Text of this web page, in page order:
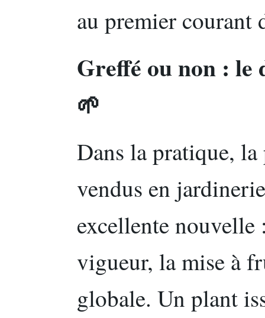
au premier courant
Greffé ou non : le
🌱
Dans la pratique,
vendus en
excellente nouvelle
vigueur, la mise à
globale. Un plant